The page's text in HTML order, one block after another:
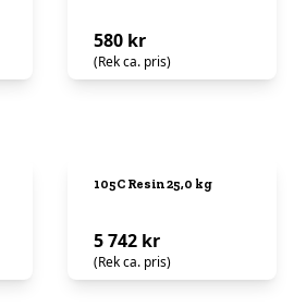
580 kr
(Rek ca. pris)
105C Resin 25,0 kg
5 742 kr
(Rek ca. pris)